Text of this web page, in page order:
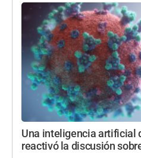
Una inteligencia artificial
reactivó la discusión